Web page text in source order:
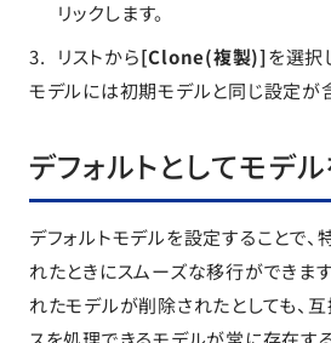
リックします。
リストから[Clone(複製)]を選択
モデルには初期モデルと同じ設定が
デフォルトとしてモデ
デフォルトモデルを設定することで
れたときにスムーズな移行ができます
れたモデルが削除されたとしても、